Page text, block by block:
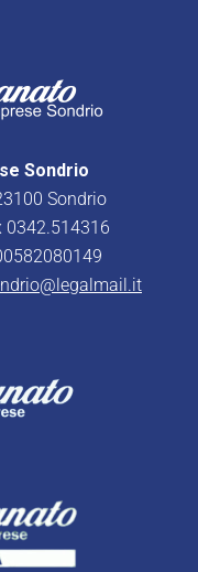
Sondrio
Sondrio
0342.514316